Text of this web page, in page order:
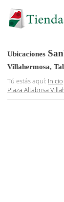
Ubicaciones
Villahermosa,
Tú estás aquí: Inicio
Plaza Altabrisa